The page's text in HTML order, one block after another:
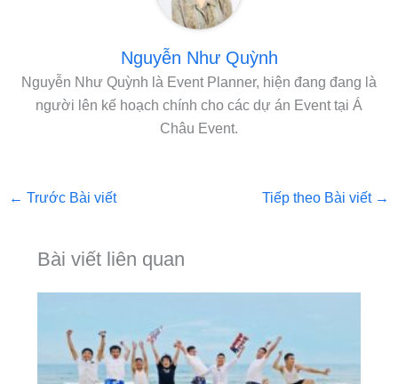
Nguyễn Như Quỳnh
Nguyễn Như Quỳnh là Event Planner, hiện đang đang là
người lên kế hoạch chính cho các dự án Event tại Á
Châu Event.
← Trước Bài viết Tiếp theo Bài viết →
Bài viết liên quan